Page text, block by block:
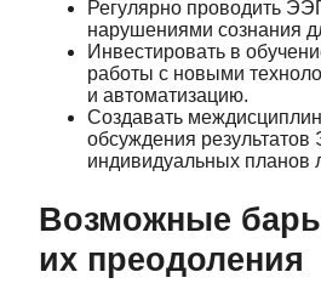
Регулярно проводить
нарушениями сознания
Инвестировать в
работы с новыми
и автоматизацию.
Создавать
обсуждения результатов
индивидуальных планов
Возможные
их преодоления